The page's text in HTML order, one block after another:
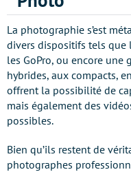
La photographie s’est
divers dispositifs tels que
les GoPro, ou encore une
hybrides, aux compacts,
offrent la possibilité de
mais également des
possibles.
Bien qu’ils restent de
photographes